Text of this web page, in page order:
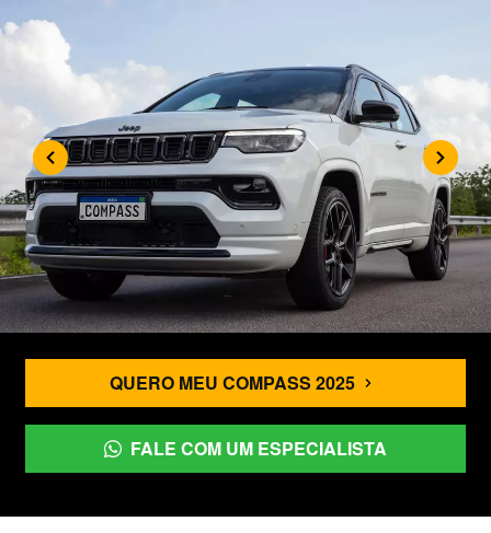
QUERO MEU COMPASS 2025
FALE COM UM ESPECIALISTA